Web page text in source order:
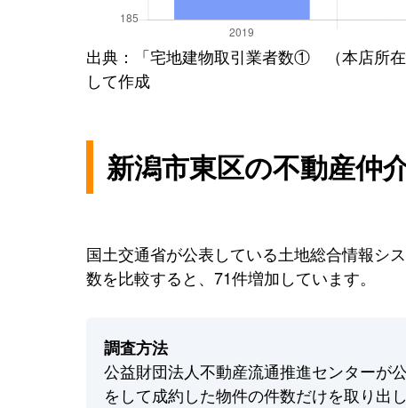
出典：「宅地建物取引業者数① （本店所
して作成
新潟市東区の不動産仲
国土交通省が公表している土地総合情報シ
数を比較すると、71件増加しています。
調査方法
公益財団法人不動産流通推進センターが
をして成約した物件の件数だけを取り出